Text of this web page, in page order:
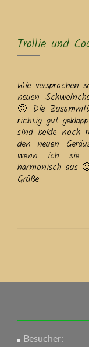
Trollie und
Wie versprochen
neuen
🙂 Die
richtig gut
sind beide noch
den neuen
wenn ich sie
harmonisch aus
Grüße
Besucher: